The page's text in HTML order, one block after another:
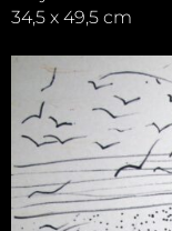
34,5 x 49,5 cm